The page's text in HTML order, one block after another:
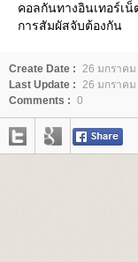
คอลกันทางอินเทอร์เน็
การสัมผัสจับต้องกัน
Create Date : 26 มกราคม
Last Update : 26 มกราคม
Comments : 0